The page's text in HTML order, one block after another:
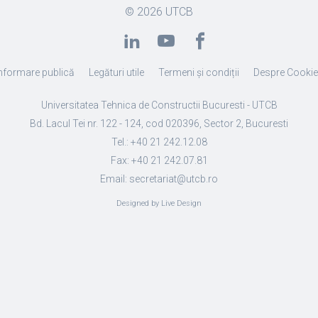
© 2026 UTCB
publică Legături utile Termeni și condiții Despre
Universitatea Tehnica de Constructii Bucuresti - UTCB
Bd. Lacul Tei nr. 122 - 124, cod 020396, Sector 2, Bucuresti
Tel.: +40 21 242.12.08
Fax: +40 21 242.07.81
Email: secretariat@utcb.ro
Designed by Live Design